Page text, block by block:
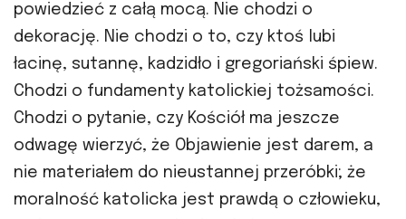
powiedzieć z całą mocą. Nie chodzi o
dekorację. Nie chodzi o to, czy ktoś lubi
łacinę, sutannę, kadzidło i gregoriański śpiew.
Chodzi o fundamenty katolickiej tożsamości.
Chodzi o pytanie, czy Kościół ma jeszcze
odwagę wierzyć, że Objawienie jest darem, a
nie materiałem do nieustannej przeróbki; że
moralność katolicka jest prawdą o człowieku,